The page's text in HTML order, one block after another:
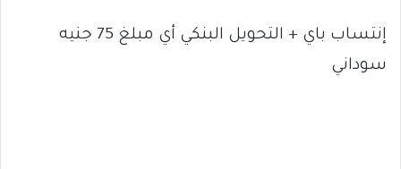
إنتساب باي + التحويل البنكي أي مبلغ 75 جنيه
سوداني